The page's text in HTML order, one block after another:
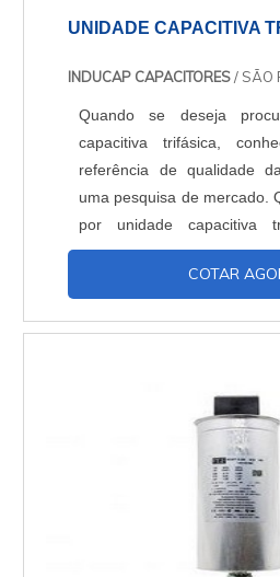
UNIDADE CAPACITIVA
INDUCAP CAPACITORES/ SÃO
Quando se deseja
capacitiva trifásica,
referência de qualidade
uma pesquisa de mercado.
por unidade capacitiva
profissionais da Inducap
encontrará proteção com
UNIDADE CAPACITIVA TRIFÁSICA
COTAR